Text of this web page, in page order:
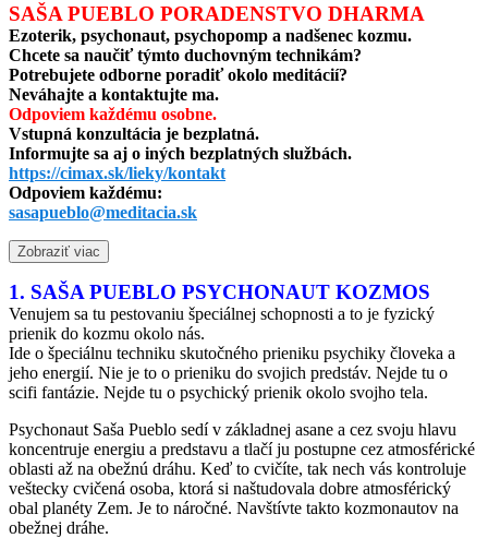
SAŠA PUEBLO PORADENSTVO DHARMA
Ezoterik, psychonaut, psychopomp a nadšenec kozmu.
Chcete sa naučiť týmto duchovným technikám?
Potrebujete odborne poradiť okolo meditácií?
Neváhajte a kontaktujte ma.
Odpoviem každému osobne.
Vstupná konzultácia je bezplatná.
Informujte sa aj o iných bezplatných službách.
https://cimax.sk/lieky/kontakt
Odpoviem každému:
sasapueblo@meditacia.sk
Zobraziť viac
1. SAŠA PUEBLO PSYCHONAUT KOZMOS
Venujem sa tu pestovaniu špeciálnej schopnosti a to je fyzický
prienik do kozmu okolo nás.
Ide o špeciálnu techniku skutočného prieniku psychiky človeka a
jeho energií. Nie je to o prieniku do svojich predstáv. Nejde tu o
scifi fantázie. Nejde tu o psychický prienik okolo svojho tela.
Psychonaut Saša Pueblo sedí v základnej asane a cez svoju hlavu
koncentruje energiu a predstavu a tlačí ju postupne cez atmosférické
oblasti až na obežnú dráhu. Keď to cvičíte, tak nech vás kontroluje
veštecky cvičená osoba, ktorá si naštudovala dobre atmosférický
obal planéty Zem. Je to náročné. Navštívte takto kozmonautov na
obežnej dráhe.